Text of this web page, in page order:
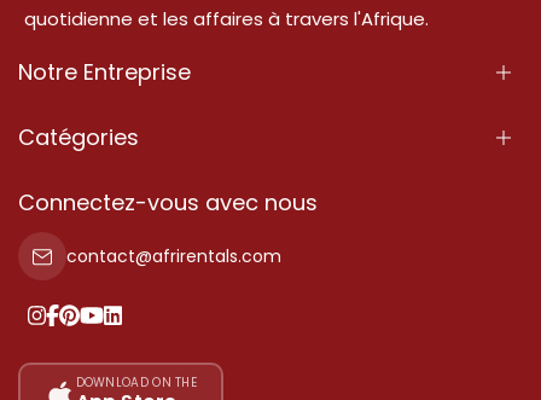
quotidienne et les affaires à travers l'Afrique.
Notre Entreprise
À Propos
Conditions d'Utilisation
Politique de Confidentialité
Nos tarifs
Catégories
Propriété
Propriété à vendre
Propriété à louer
Ajoutez votre témoignage
Connectez-vous avec nous
contact@afrirentals.com
DOWNLOAD ON THE